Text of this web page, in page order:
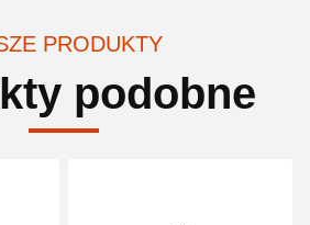
PRODUKTY
podobne